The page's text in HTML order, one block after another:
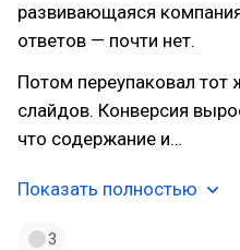
развивающаяся
ответов — почти нет.
Потом переупаковал
слайдов. Конверсия
что содержание и…
Показать полностью
3